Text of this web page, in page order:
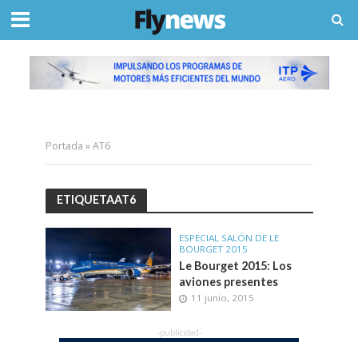
Portada »AT6
ETIQUETAAT6
ESPECIAL SALÓN DE LE
BOURGET 2015
Le Bourget 2015: Los
aviones presentes
11 junio, 2015